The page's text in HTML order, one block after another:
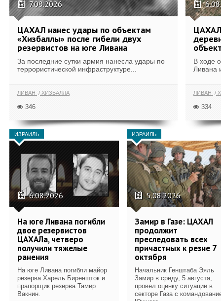
7.08.2026
ЦАХАЛ нанес удары по объектам
«Хизбаллы» после гибели двух
резервистов на юге Ливана
За последние сутки армия нанесла удары по
террористической инфраструктуре...
ЛИВАН ХИЗБАЛЛА
346
В ходе
Ливана
ЛИВАН
334
ИЗРАИЛЬ
6.08.2026
На юге Ливана погибли
двое резервистов
ЦАХАЛа, четверо
получили тяжелые
ранения
На юге Ливана погибли майор
резерва Харель Биреншток и
прапорщик резерва Тамир
Вакнин.
ИЗРАИЛЬ
5.08.2026
Замир в Газе: ЦАХАЛ
продолжит
преследовать всех
причастных к резне 7
октября
Начальник Генштаба Эяль
Замир в среду, 5 августа,
провел оценку ситуации в
секторе Газа с